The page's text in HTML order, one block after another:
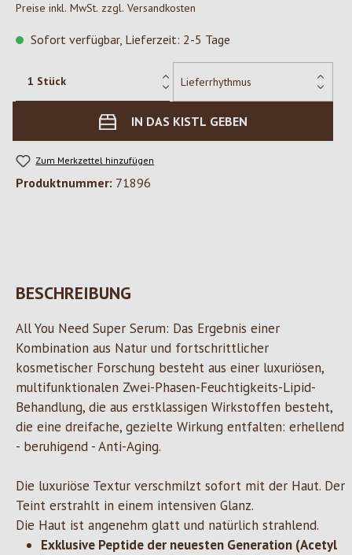
Preise inkl. MwSt. zzgl. Versandkosten
Sofort verfügbar, Lieferzeit: 2-5 Tage
IN DAS KISTL GEBEN
Zum Merkzettel hinzufügen
Produktnummer: 71896
BESCHREIBUNG
All You Need Super Serum: Das Ergebnis einer
Kombination aus Natur und fortschrittlicher
kosmetischer Forschung besteht aus einer luxuriösen,
multifunktionalen Zwei-Phasen-Feuchtigkeits-Lipid-
Behandlung, die aus erstklassigen Wirkstoffen besteht,
die eine dreifache, gezielte Wirkung entfalten: erhellend
- beruhigend - Anti-Aging.
Die luxuriöse Textur verschmilzt sofort mit der Haut. Der
Teint erstrahlt in einem intensiven Glanz.
Die Haut ist angenehm glatt und natürlich strahlend.
Exklusive Peptide der neuesten Generation (Acetyl